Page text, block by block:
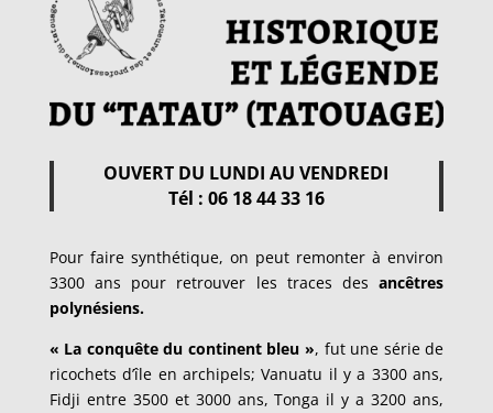
OUVERT DU LUNDI AU VENDREDI
Tél : 06 18 44 33 16
Pour faire synthétique, on peut remonter à environ
3300 ans pour retrouver les traces desancêtres
polynésiens.
« La conquête du continent bleu », fut une série de
ricochets d’île en archipels; Vanuatu il y a 3300 ans,
Fidji entre 3500 et 3000 ans, Tonga il y a 3200 ans,